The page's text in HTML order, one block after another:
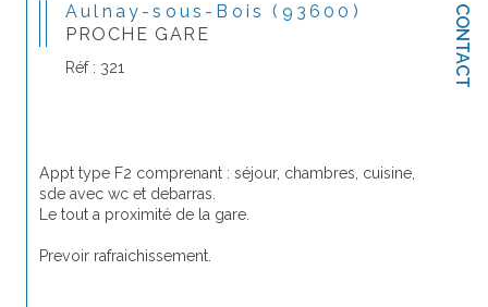
CONTACT
Aulnay-sous-Bois (93600)
PROCHE GARE
Réf : 321
Appt type F2 comprenant : séjour, chambres, cuisine,
sde avec wc et debarras.
Le tout a proximité de la gare.
Prevoir rafraichissement.